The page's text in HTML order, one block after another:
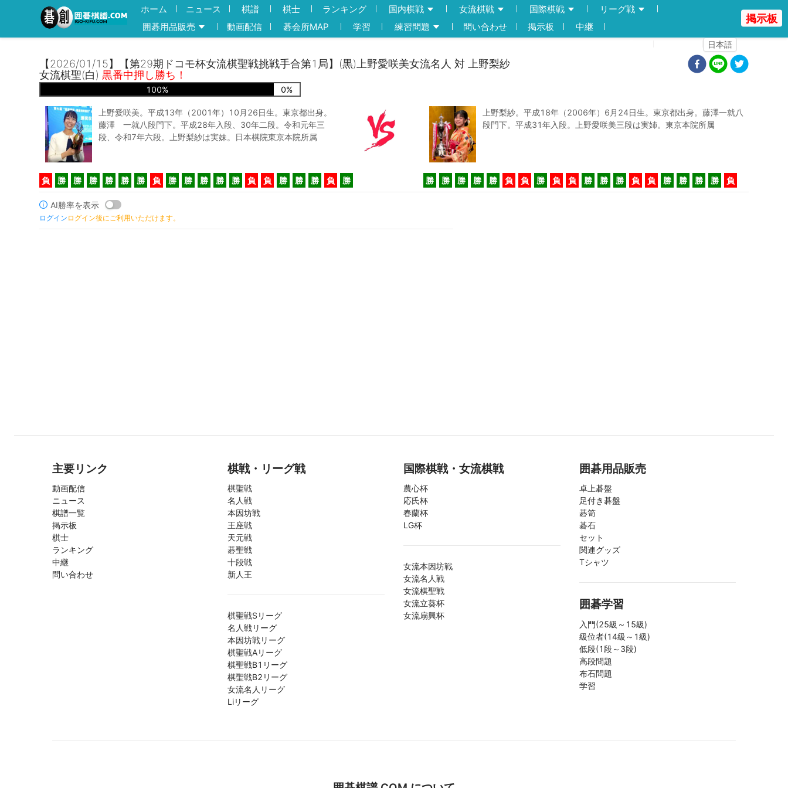
ホーム ニュース 棋譜 棋士 ランキング 国内棋戦 女流棋戦 国際棋戦
リーグ戦
囲碁用品販売
動画配信 碁会所MAP 学習 練習問題 問い合わせ 掲示板
中継
日本語
掲示板
【2026/01/15】【第29期ドコモ杯女流棋聖戦挑戦手合第1局】(黒)上野愛咲美女流名人 対 上野梨紗
女流棋聖(白)黒番中押し勝ち！
100% 0%
上野愛咲美。平成13年（2001年）10月26日生。東京都出身。
藤澤 一就八段門下。平成28年入段、30年二段。令和元年三
段、令和7年六段。上野梨紗は実妹。日本棋院東京本院所属
上野梨紗。平成18年（2006年）6月24日生。東京都出身。藤澤一就八
段門下。平成31年入段。上野愛咲美三段は実姉。東京本院所属
負 勝 勝 勝 勝 勝 勝 負 勝 勝 勝 勝 勝 負 負 勝 勝 勝 負 勝 勝 勝 勝 勝 勝 負 負 勝 負 負 勝 勝 勝 負 負 勝 勝 勝 勝 負
AI勝率を表示
ログイン ログイン後にご利用いただけます。
主要リンク
動画配信
ニュース
棋譜一覧
掲示板
棋士
ランキング
中継
問い合わせ
棋戦・リーグ戦
棋聖戦
名人戦
本因坊戦
王座戦
天元戦
碁聖戦
十段戦
新人王
棋聖戦Sリーグ
名人戦リーグ
本因坊戦リーグ
棋聖戦Aリーグ
棋聖戦B1リーグ
棋聖戦B2リーグ
女流名人リーグ
Liリーグ
国際棋戦・女流棋戦
農心杯
応氏杯
春蘭杯
LG杯
女流本因坊戦
女流名人戦
女流棋聖戦
女流立葵杯
女流扇興杯
囲碁用品販売
卓上碁盤
足付き碁盤
碁笥
碁石
セット
関連グッズ
Tシャツ
囲碁学習
入門(25級～15級)
級位者(14級～1級)
低段(1段～3段)
高段問題
布石問題
学習